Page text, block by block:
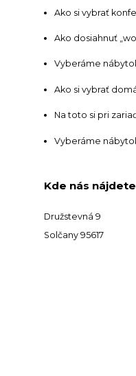
Ako si vybrať
Ako dosiahnuť
Vyberáme
Ako si vybrať
Na toto si pri
Vyberáme
Kde nás nájdete
Družstevná 9
Solčany 95617